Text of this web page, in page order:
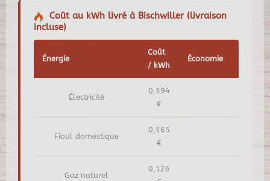
Coût au kWh livré à Bischwiller (livraison
incluse)
Énergie
Coût
/ kWh
Économie
Électricité
0,194
€
Fioul domestique
0,165
€
Gaz naturel
0,126